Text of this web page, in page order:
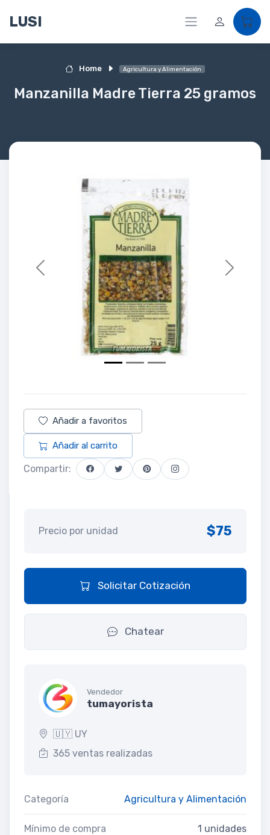
LUSI
Home Agricultura y Alimentación
Manzanilla Madre Tierra 25 gramos
Previous Next
Añadir a favoritos
Añadir al carrito
Compartir:
Precio por unidad $75
Solicitar Cotización
Chatear
Vendedor
tumayorista
🇺🇾 UY
365 ventas realizadas
Categoría Agricultura y Alimentación
Mínimo de compra 1 unidades